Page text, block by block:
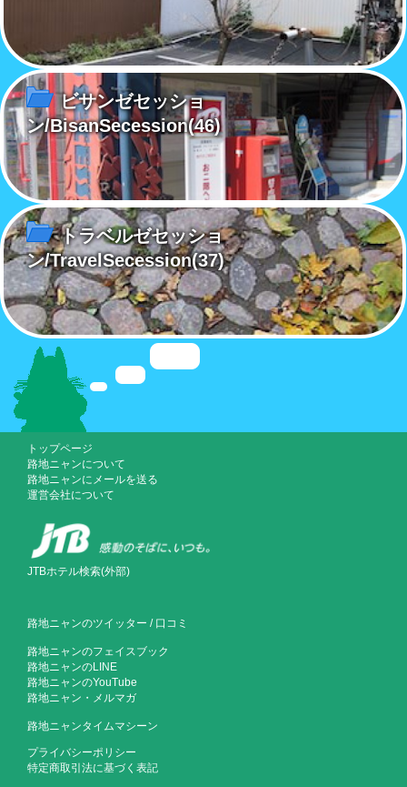
ビサンゼセッショ
ン/BisanSecession(46)
トラベルゼセッショ
ン/TravelSecession(37)
トップページ
路地ニャンについて
路地ニャンにメールを送る
運営会社について
JTBホテル検索(外部)
路地ニャンのツイッター / 口コミ
路地ニャンのフェイスブック
路地ニャンのLINE
路地ニャンのYouTube
路地ニャン・メルマガ
路地ニャンタイムマシーン
プライバシーポリシー
特定商取引法に基づく表記